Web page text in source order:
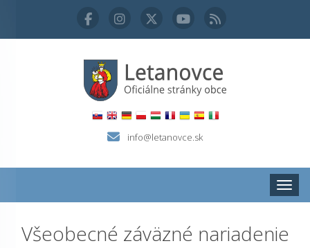
info@letanovce.sk
Všeobecné záväzné nariadenie